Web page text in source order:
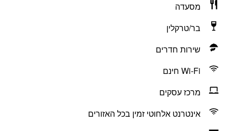
מסעדה
בר/טרקלין
שירות חדרים
Wi-Fi חינם
מרכז עסקים
אינטרנט אלחוטי זמין בכל האזורים